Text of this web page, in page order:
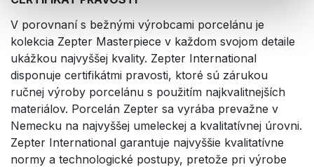
V porovnaní s bežnými výrobcami porcelánu je
kolekcia Zepter Masterpiece v každom svojom detaile
ukážkou najvyššej kvality. Zepter International
disponuje certifikátmi pravosti, ktoré sú zárukou
ručnej výroby porcelánu s použitím najkvalitnejších
materiálov. Porcelán Zepter sa vyrába prevažne v
Nemecku na najvyššej umeleckej a kvalitatívnej úrovni.
Zepter International garantuje najvyššie kvalitatívne
normy a technologické postupy, pretože pri výrobe